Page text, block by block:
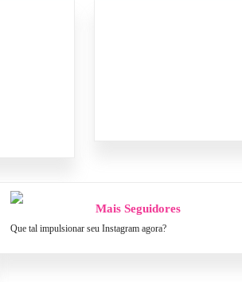
Mais Seguidores
Que tal impulsionar seu Instagram agora?